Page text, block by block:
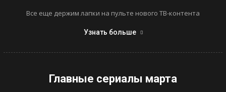
Все еще держим лапки на пульте нового ТВ-контента
Узнать больше
Главные сериалы марта